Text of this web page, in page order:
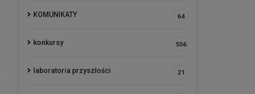
KOMUNIKATY 64
konkursy 556
laboratoria przyszłości 21